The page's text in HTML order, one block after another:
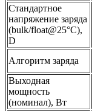
Стандартное
напряжение заряда
(bulk/float@25°C),
D
Алгоритм заряда
Выходная
мощность
(номинал), Вт